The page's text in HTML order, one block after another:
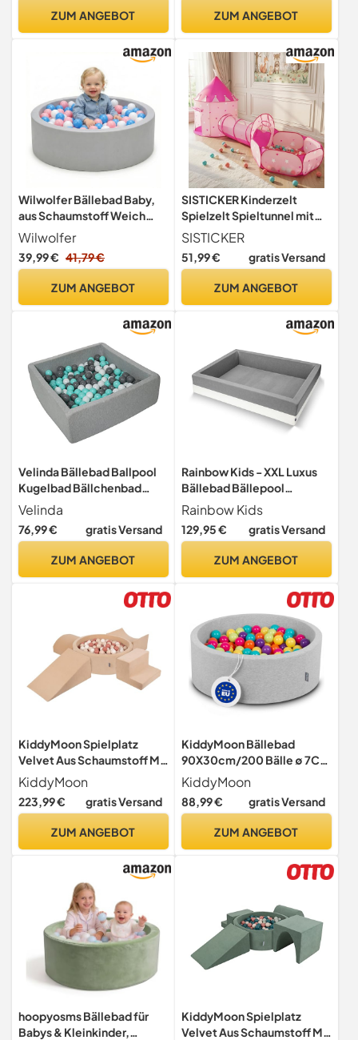
ZUM ANGEBOT
Schaumstoff Bällebäder für
Rot:Weiß/Transparent
ZUM ANGEBOT
Wilwolfer Bällebad Baby,
aus Schaumstoff Weich
Hautfreundlich Abnehmbar
und Waschbar, 85x27cm
Bällebad Kinder ohne Bälle,
Kleinkinder, Ungefährlich
Wilwolfer
39,99 € 41,79 €
ZUM ANGEBOT
SISTICKER Kinderzelt
Spielzelt Spieltunnel mit
Bällebad: 3-in-1 Spielzelt
Krabbeltunnel mit Bällebad
Zelt Baby Kinder
Weihnachten Spielhaus
SISTICKER
51,99 € gratis Versand
ZUM ANGEBOT
Velinda Bällebad Ballpool
Kugelbad Bällchenbad
Kinder-Pool mit 200
Bällen/90x90cm (Farbe der
Bälle: weiß,grau,türkis)
Velinda
76,99 € gratis Versand
ZUM ANGEBOT
Rainbow Kids - XXL Luxus
Bällebad Bällepool
Bällebecken Spielbälle
Kugelbad Spielbecken Ball
(120x90x40 ohne Bälle)
Rainbow Kids
129,95 € gratis Versand
ZUM ANGEBOT
KiddyMoon Spielplatz
Velvet Aus Schaumstoff Mit
Samt Rund Bällebad (200
Bälle) + Version 5
Ballgruben Für Babys
Sandbeige:Pastellbeige/L
KiddyMoon
223,99 € gratis Versand
ZUM ANGEBOT
KiddyMoon Bällebad
90X30cm/200 Bälle ∅ 7Cm
Bällepool Mit Bunten Bällen
Für Babys Kinder Rund,
Hellgrau:Hellgrün/Gelb/Tür
KiddyMoon
88,99 € gratis Versand
ZUM ANGEBOT
hoopyosms Bällebad für
Babys & Kleinkinder,
KiddyMoon Spielplatz
Velvet Aus Schaumstoff Mit